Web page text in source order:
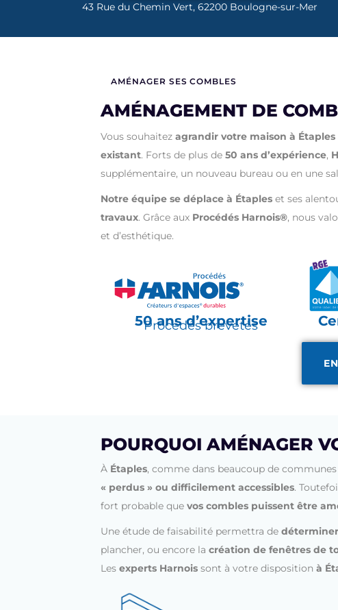
43 Rue du Chemin Vert, 62200 Boulogne-sur-Mer
AMÉNAGER SES COMBLES
AMÉNAGEMENT DE
Vous souhaitez agrandir votre maison à Étaples
existant. Forts de plus de 50 ans d’expérience,
supplémentaire, un nouveau bureau ou en une
Notre équipe se déplace à Étaples et ses
travaux. Grâce aux Procédés Harnois®, nous
et d’esthétique.
50 ans d’expertise
Procédés brevetés
POURQUOI AMÉNAGER
À Étaples, comme dans beaucoup de communes
« perdus » ou difficilement accessibles.
fort probable que vos combles puissent être
Une étude de faisabilité permettra de
plancher, ou encore la création de fenêtres de
Les experts Harnois sont à votre disposition à